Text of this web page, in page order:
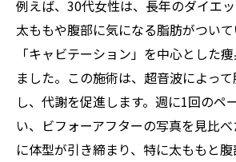
例えば、30代女性は、長年のダイエッ
太ももや腹部に気になる脂肪がつい
「キャビテーション」を中心とした
ました。この施術は、超音波によっ
し、代謝を促進します。週に1回のペ
い、ビフォーアフターの写真を見比
に体型が引き締まり、特に太ももと